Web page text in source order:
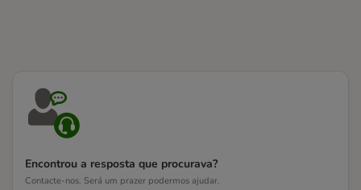
Encontrou a resposta que procurava?
Contacte-nos. Será um prazer podermos ajudar.